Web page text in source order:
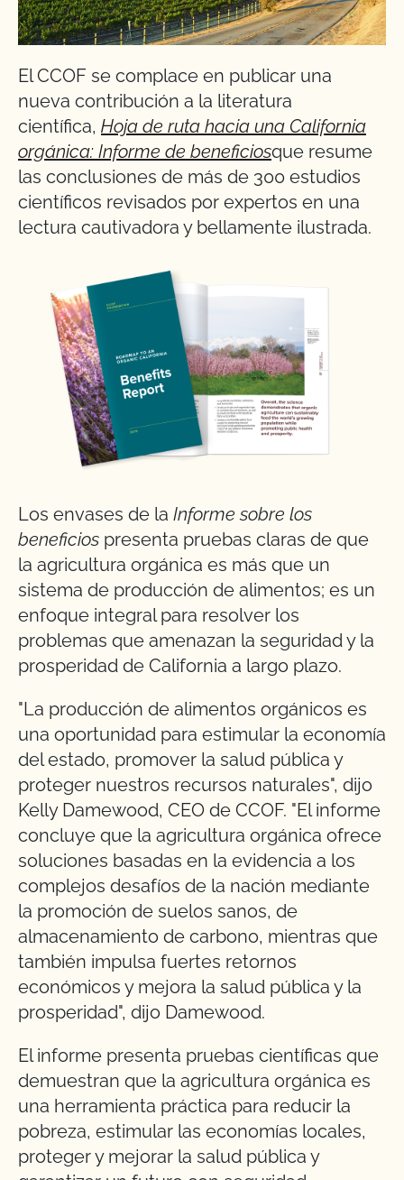
El CCOF se complace en publicar una
nueva contribución a la literatura
científica, Hoja de ruta hacia una California
orgánica: Informe de beneficiosque resume
las conclusiones de más de 300 estudios
científicos revisados por expertos en una
lectura cautivadora y bellamente ilustrada.
Los envases de la Informe sobre los
beneficios presenta pruebas claras de que
la agricultura orgánica es más que un
sistema de producción de alimentos; es un
enfoque integral para resolver los
problemas que amenazan la seguridad y la
prosperidad de California a largo plazo.
"La producción de alimentos orgánicos es
una oportunidad para estimular la economía
del estado, promover la salud pública y
proteger nuestros recursos naturales", dijo
Kelly Damewood, CEO de CCOF. "El informe
concluye que la agricultura orgánica ofrece
soluciones basadas en la evidencia a los
complejos desafíos de la nación mediante
la promoción de suelos sanos, de
almacenamiento de carbono, mientras que
también impulsa fuertes retornos
económicos y mejora la salud pública y la
prosperidad", dijo Damewood.
El informe presenta pruebas científicas que
demuestran que la agricultura orgánica es
una herramienta práctica para reducir la
pobreza, estimular las economías locales,
proteger y mejorar la salud pública y